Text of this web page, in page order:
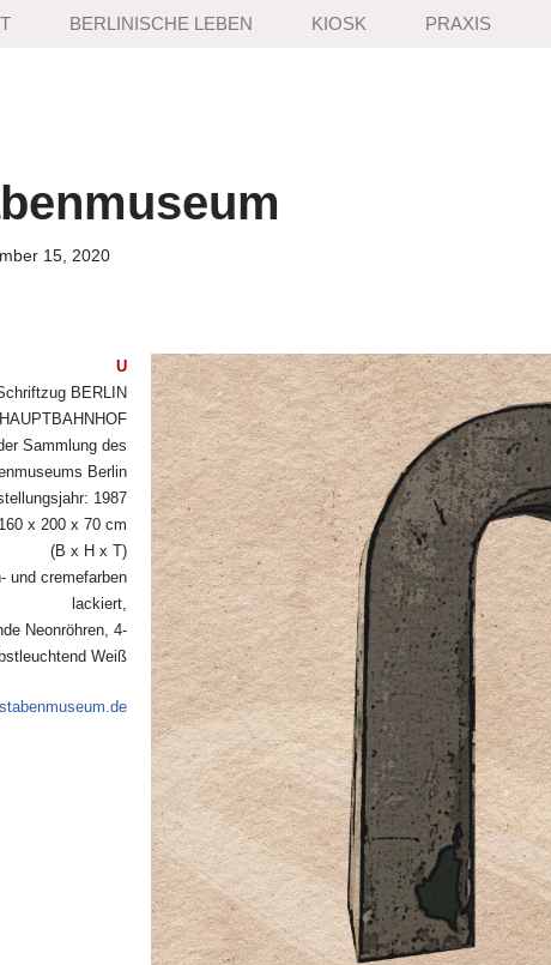
BERLINISCHE LEBEN KIOSK PRAXIS
15, 2020
U
BERLIN
HAUPTBAHNHOF
Sammlung des
Berlin
1987
x 200 x 70 cm
(B x H x T)
und cremefarben
lackiert,
Neonröhren, 4-
Weiß